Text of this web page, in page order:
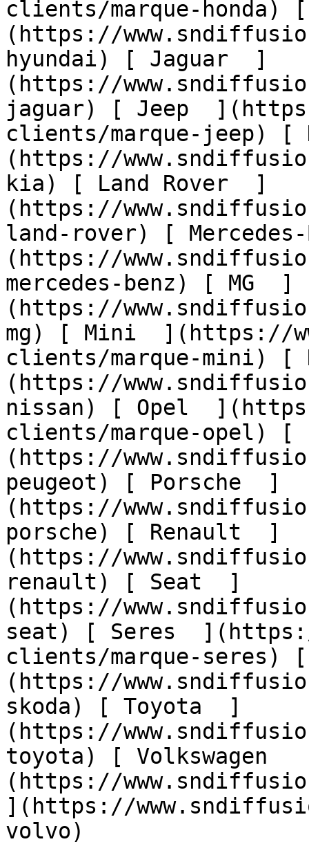
clients/marque-honda)
(https://
hyundai) [ Jaguar  ]
(https://
jaguar) [ Jeep
clients/marque-jeep)
(https://
kia) [ Land Rover  ]
(https://
land-rover) [
(https://
mercedes-benz) [ MG  ]
(https://
mg) [ Mini  ](https://
clients/marque-mini) [
(https://
nissan) [ Opel
clients/marque-opel) [
(https://
peugeot) [ Porsche  ]
(https://
porsche) [ Renault  ]
(https://
renault) [ Seat  ]
(https://
seat) [ Seres
clients/marque-seres)
(https://
skoda) [ Toyota  ]
(https://
toyota) [ Volkswagen
(https://
](https://
volvo)